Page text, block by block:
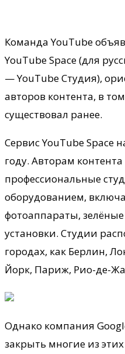
Команда YouTube
YouTube Space (для
— YouTube Студия),
авторов контента, в
существовал ранее.
Сервис YouTube Space
году. Авторам
профессиональные
оборудованием,
фотоаппараты,
установки. Студии
городах, как Берлин,
Йорк, Париж, Рио-де-
Однако компания
закрыть многие из